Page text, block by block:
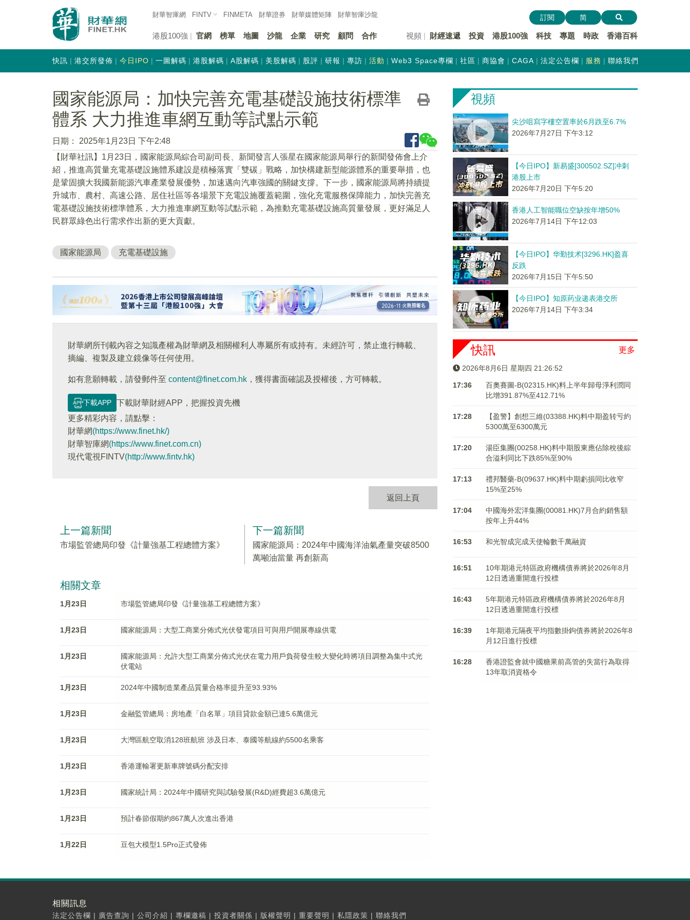
財華智庫網 FINTV FINMETA 財華證券 財華媒體矩陣 財華智庫沙龍
港股100強 官網 榜單 地圖 沙龍 企業 研究 顧問 合作 視頻 財經速遞 投資 港股100強 科技 專題 時政 香港百科
訂閱 简
快訊 港交所發佈 今日IPO 一圖解碼 港股解碼 A股解碼 美股解碼 股評 研報 專訪 活動 Web3 Space專欄 社區 商協會 CAGA 法定公告欄 服務 聯絡我們
國家能源局：加快完善充電基礎設施技術標準
體系 大力推進車網互動等試點示範
日期：
2025年1月23日 下午2:48
【財華社訊】1月23日，國家能源局綜合司副司長、新聞發言人張星在國家能源局舉行的新聞發佈會上介
紹，推進高質量充電基礎設施體系建設是積極落實「雙碳」戰略，加快構建新型能源體系的重要舉措，也
是鞏固擴大我國新能源汽車產業發展優勢，加速邁向汽車強國的關鍵支撐。下一步，國家能源局將持續提
升城市、農村、高速公路、居住社區等各場景下充電設施覆蓋範圍，強化充電服務保障能力，加快完善充
電基礎設施技術標準體系，大力推進車網互動等試點示範，為推動充電基礎設施高質量發展，更好滿足人
民群眾綠色出行需求作出新的更大貢獻。
國家能源局 充電基礎設施
財華網所刊載內容之知識產權為財華網及相關權利人專屬所有或持有。未經許可，禁止進行轉載、
摘編、複製及建立鏡像等任何使用。
如有意願轉載，請發郵件至 content@finet.com.hk ，獲得書面確認及授權後，方可轉載。
下載APP
下載財華財經APP，把握投資先機
更多精彩内容，請點擊：
財華網(https://www.finet.hk/)
財華智庫網(https://www.finet.com.cn)
現代電視FINTV(http://www.fintv.hk)
返回上頁
上一篇新聞
市場監管總局印發《計量強基工程總體方案》
下一篇新聞
國家能源局：2024年中國海洋油氣產量突破8500
萬噸油當量 再創新高
相關文章
1月23日 市場監管總局印發《計量強基工程總體方案》
1月23日 國家能源局：大型工商業分佈式光伏發電項目可與用戶開展專線供電
1月23日
國家能源局：允許大型工商業分佈式光伏在電力用戶負荷發生較大變化時將項目調整為集中式光
伏電站
1月23日 2024年中國制造業產品質量合格率提升至93.93%
1月23日 金融監管總局：房地產「白名單」項目貸款金額已達5.6萬億元
1月23日 大灣區航空取消128班航班 涉及日本、泰國等航線約5500名乘客
1月23日 香港運輸署更新車牌號碼分配安排
1月23日 國家統計局：2024年中國研究與試驗發展(R&D)經費超3.6萬億元
1月23日 預計春節假期約867萬人次進出香港
1月22日 豆包大模型1.5Pro正式發佈
視頻
尖沙咀寫字樓空置率於6月跌至6.7%
2026年7月27日 下午3:12
【今日IPO】新易盛[300502.SZ]冲刺
港股上市
2026年7月20日 下午5:20
香港人工智能職位空缺按年增50%
2026年7月14日 下午12:03
【今日IPO】华勤技术[3296.HK]盈喜
反跌
2026年7月15日 下午5:50
【今日IPO】知原药业递表港交所
2026年7月14日 下午3:34
更多
快訊
2026年8月6日 星期四 21:26:52
17:36
百奧賽圖-B(02315.HK)料上半年歸母淨利潤同
比增391.87%至412.71%
17:28
【盈警】創想三維(03388.HK)料中期盈转亏約
5300萬至6300萬元
17:20
湯臣集團(00258.HK)料中期股東應佔除稅後綜
合溢利同比下跌85%至90%
17:13
禮邦醫藥-B(09637.HK)料中期虧損同比收窄
15%至25%
17:04
中國海外宏洋集團(00081.HK)7月合約銷售額
按年上升44%
16:53 和光智成完成天使輪數千萬融資
16:51
10年期港元特區政府機構債券將於2026年8月
12日透過重開進行投標
16:43
5年期港元特區政府機構債券將於2026年8月
12日透過重開進行投標
16:39
1年期港元隔夜平均指數掛鉤債券將於2026年8
月12日進行投標
16:28
香港證監會就中國糖果前高管的失當行為取得
13年取消資格令
相關訊息
法定公告欄 | 廣告查詢 | 公司介紹 | 專欄邀稿 | 投資者關係 | 版權聲明 | 重要聲明 | 私隱政策 | 聯絡我們